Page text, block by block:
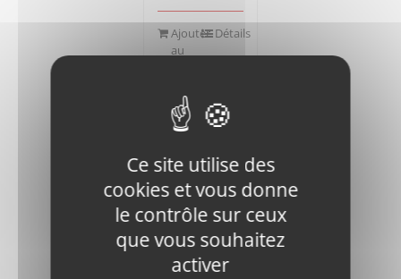
Ajouter
au
Détails
V400-80-
0409
NAMEPLATE
2,30€ HT
Ce site utilise des
cookies et vous donne
le contrôle sur ceux
que vous souhaitez
activer